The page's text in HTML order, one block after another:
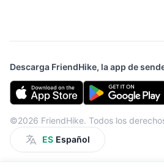
Descarga FriendHike, la app de
©2026 FriendHike. Todos los
ES Español